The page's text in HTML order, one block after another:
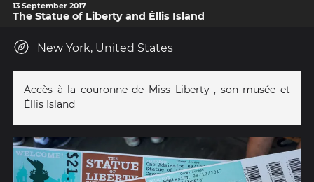
13 September 2017
The Statue of Liberty and Éllis Island
New York, United States
Accès à la couronne de Miss Liberty , son musée et
Éllis Island